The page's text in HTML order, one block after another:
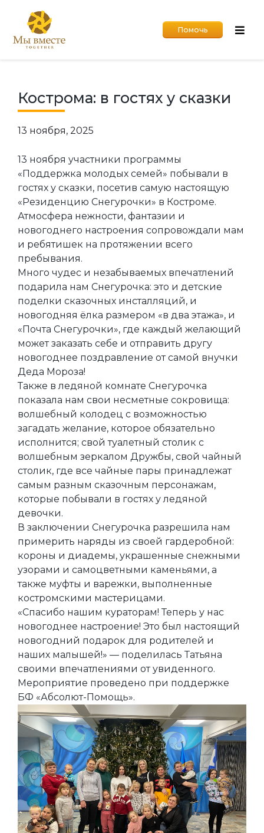
Помочь
Кострома: в гостях у сказки
13 ноября, 2025
13 ноября участники программы
«Поддержка молодых семей» побывали в
гостях у сказки, посетив самую настоящую
«Резиденцию Снегурочки» в Костроме.
Атмосфера нежности, фантазии и
новогоднего настроения сопровождали мам
и ребятишек на протяжении всего
пребывания.
Много чудес и незабываемых впечатлений
подарила нам Снегурочка: это и детские
поделки сказочных инсталляций, и
новогодняя ёлка размером «в два этажа», и
«Почта Снегурочки», где каждый желающий
может заказать себе и отправить другу
новогоднее поздравление от самой внучки
Деда Мороза!
Также в ледяной комнате Снегурочка
показала нам свои несметные сокровища:
волшебный колодец с возможностью
загадать желание, которое обязательно
исполнится; свой туалетный столик с
волшебным зеркалом Дружбы, свой чайный
столик, где все чайные пары принадлежат
самым разным сказочным персонажам,
которые побывали в гостях у ледяной
девочки.
В заключении Снегурочка разрешила нам
примерить наряды из своей гардеробной:
короны и диадемы, украшенные снежными
узорами и самоцветными каменьями, а
также муфты и варежки, выполненные
костромскими мастерицами.
«Спасибо нашим кураторам! Теперь у нас
новогоднее настроение! Это был настоящий
новогодний подарок для родителей и
наших малышей!» — поделилась Татьяна
своими впечатлениями от увиденного.
Мероприятие проведено при поддержке
БФ «Абсолют-Помощь».